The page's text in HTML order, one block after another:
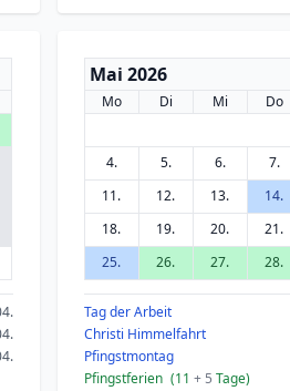
Mai 2026
Mo Di Mi Do
4.
5. 6. 7.
11.
12. 13. 14.
18.
19. 20. 21.
25.
26. 27. 28.
Tag der Arbeit
Christi Himmelfahrt
Pfingstmontag
Pfingstferien (11 + 5 Tage)